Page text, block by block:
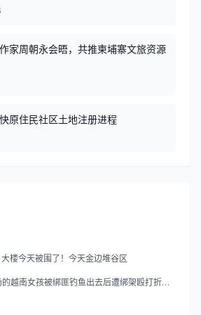
家周朝永会晤，共推柬埔寨文旅资源
原住民社区土地注册进程
楼今天被围了！今天金边堆谷区
越南女孩被绑匪钓鱼出去后遭绑架殴打折